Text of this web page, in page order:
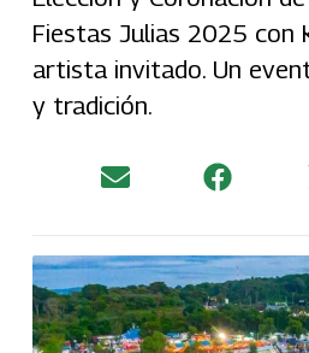
Fiestas Julias 2025 con
artista invitado. Un
y tradición.